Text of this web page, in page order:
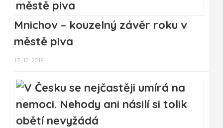
Mnichov – kouzelný závěr roku v
městě piva
17. 12. 2018